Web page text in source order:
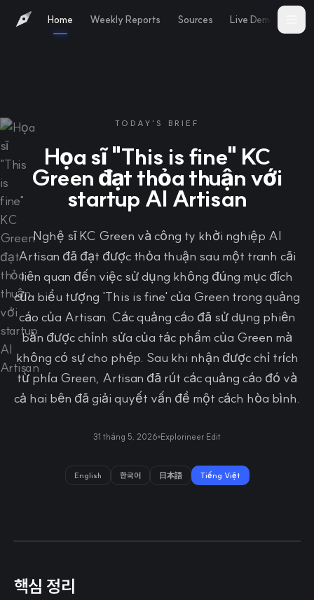
Home Weekly Reports Sources Live Demo
TODAY'S BRIEF
Họa sĩ "This is fine" KC
Green đạt thỏa thuận với
startup AI Artisan
Nghệ sĩ KC Green và công ty khởi nghiệp AI
Artisan đã đạt được thỏa thuận sau một tranh cãi
liên quan đến việc sử dụng không đúng mục đích
của biểu tượng 'This is fine' của Green trong quảng
cáo của Artisan. Các quảng cáo đã sử dụng phiên
bản được chỉnh sửa của tác phẩm của Green mà
không có sự cho phép. Sau khi nhận được chỉ trích
từ phía Green, Artisan đã rút các quảng cáo đó và
cả hai bên đã giải quyết vấn đề một cách hòa bình.
31 tháng 5, 2026 Explorineer Edit
English 한국어 日本語 Tiếng Việt
핵심 정리